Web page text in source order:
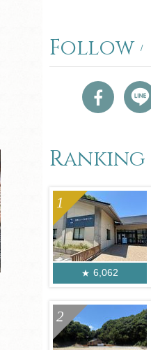
Follow
Ranking
6,062